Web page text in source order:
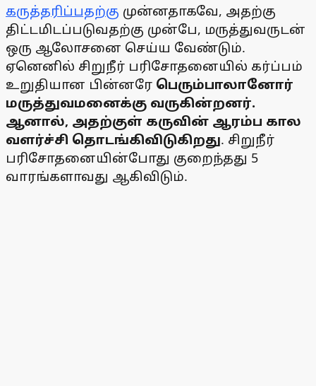
கருத்தரிப்பதற்கு முன்னதாகவே, அதற்கு
திட்டமிடப்படுவதற்கு முன்பே, மருத்துவருடன்
ஒரு ஆலோசனை செய்ய வேண்டும்.
ஏனெனில் சிறுநீர் பரிசோதனையில் கர்ப்பம்
உறுதியான பின்னரே பெரும்பாலானோர்
மருத்துவமனைக்கு வருகின்றனர்.
ஆனால், அதற்குள் கருவின் ஆரம்ப கால
வளர்ச்சி தொடங்கிவிடுகிறது. சிறுநீர்
பரிசோதனையின்போது குறைந்தது 5
வாரங்களாவது ஆகிவிடும்.